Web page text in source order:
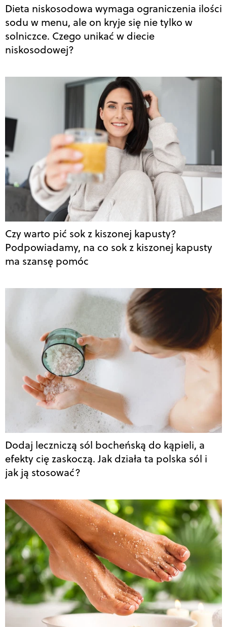
Dieta niskosodowa wymaga ograniczenia ilości
sodu w menu, ale on kryje się nie tylko w
solniczce. Czego unikać w diecie
niskosodowej?
Czy warto pić sok z kiszonej kapusty?
Podpowiadamy, na co sok z kiszonej kapusty
ma szansę pomóc
Dodaj leczniczą sól bocheńską do kąpieli, a
efekty cię zaskoczą. Jak działa ta polska sól i
jak ją stosować?